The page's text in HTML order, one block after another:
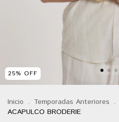
25% OFF
Inicio . Temporadas Anteriores .
ACAPULCO BRODERIE